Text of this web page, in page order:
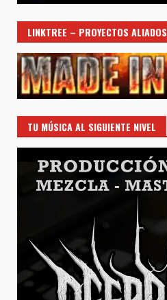
LINKTREE – PROYECTOS ALIADOS
TU MÚSICA AL SIGUIENTE NIVEL